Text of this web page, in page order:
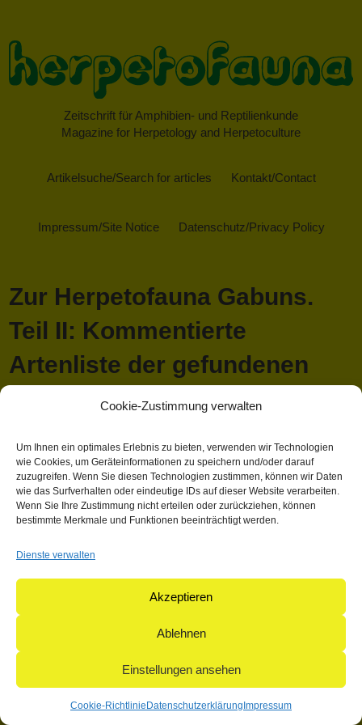
Cookie-Zustimmung verwalten
Um Ihnen ein optimales Erlebnis zu bieten, verwenden wir Technologien
wie Cookies, um Geräteinformationen zu speichern und/oder darauf
zuzugreifen. Wenn Sie diesen Technologien zustimmen, können wir Daten
wie das Surfverhalten oder eindeutige IDs auf dieser Website verarbeiten.
Wenn Sie Ihre Zustimmung nicht erteilen oder zurückziehen, können
bestimmte Merkmale und Funktionen beeinträchtigt werden.
Dienste verwalten
Akzeptieren
Ablehnen
Einstellungen ansehen
Cookie-Richtlinie Datenschutzerklärung Impressum
Zeitschrift für Amphibien- und Reptilienkunde
Magazine for Herpetology and Herpetoculture
Artikelsuche/Search for articles Kontakt/Contact
Impressum/Site Notice Datenschutz/Privacy Policy
Zur Herpetofauna Gabuns.
Teil II: Kommentierte
Artenliste der gefundenen
Reptilien, Bemerkungen zur
April 13, 2018 1:03 p.m. Veröffentlicht vonMathieu Hauck
Kategorisiert in: Allgemein
Suchen